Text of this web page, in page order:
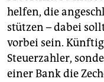
helfen, die
stützen – dabei
vorbei sein.
Steuerzahler,
einer Bank die